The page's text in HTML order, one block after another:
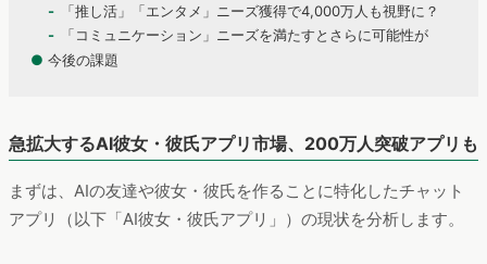
「推し活」「エンタメ」ニーズ獲得で4,000万人も視野に？
「コミュニケーション」ニーズを満たすとさらに可能性が
● 今後の課題
急拡大するAI彼女・彼氏アプリ市場、200万人突破アプリも
まずは、AIの友達や彼女・彼氏を作ることに特化したチャット
アプリ（以下「AI彼女・彼氏アプリ」）の現状を分析します。